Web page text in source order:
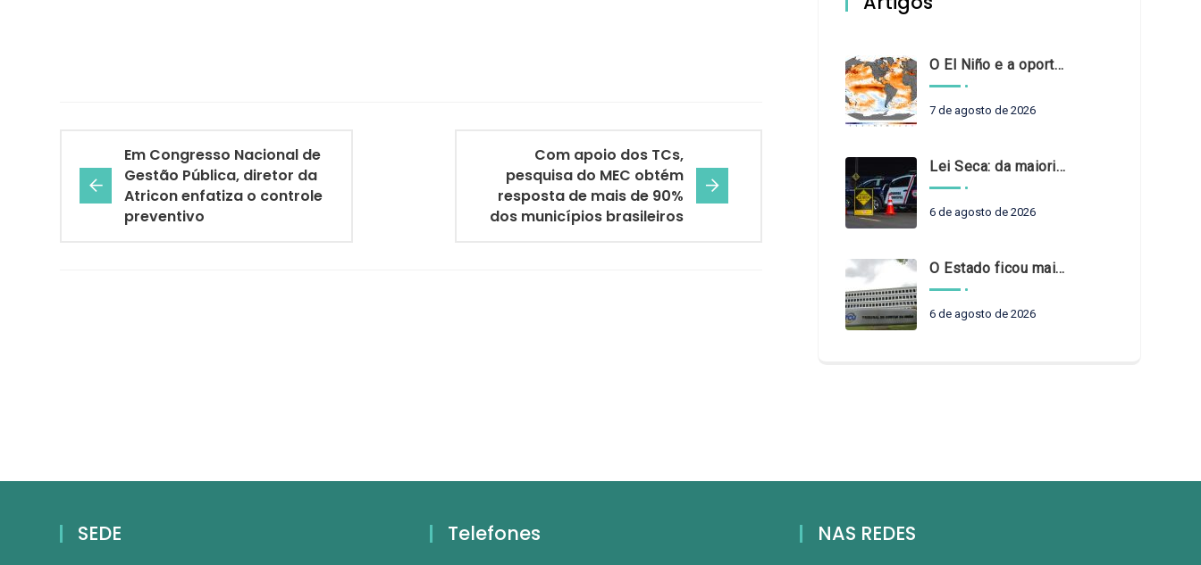
Em Congresso Nacional de
Gestão Pública, diretor da
Atricon enfatiza o controle
preventivo
Com apoio dos TCs,
pesquisa do MEC obtém
resposta de mais de 90%
dos municípios brasileiros
O El Niño e a oportunidade de fortalecer o controle externo das políticas climáticas
7 de agosto de 2026
Lei Seca: da maioridade à maturidade
6 de agosto de 2026
O Estado ficou mais complexo. O controle precisa acompanhar
6 de agosto de 2026
SEDE Telefones NAS REDES